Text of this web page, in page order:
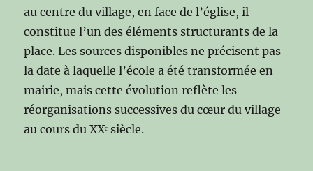
au centre du village, en face de l’église, il
constitue l’un des éléments structurants de la
place. Les sources disponibles ne précisent pas
la date à laquelle l’école a été transformée en
mairie, mais cette évolution reflète les
réorganisations successives du cœur du village
au cours du XXᵉ siècle.